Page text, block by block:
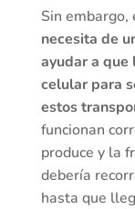
Sin embargo,
necesita de
ayudar a que
celular para
estos
funcionan
produce y la
debería
hasta que